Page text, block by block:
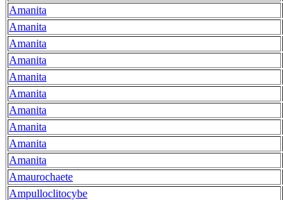
Amanita
Amanita
Amanita
Amanita
Amanita
Amanita
Amanita
Amanita
Amanita
Amanita
Amaurochaete
Ampulloclitocybe